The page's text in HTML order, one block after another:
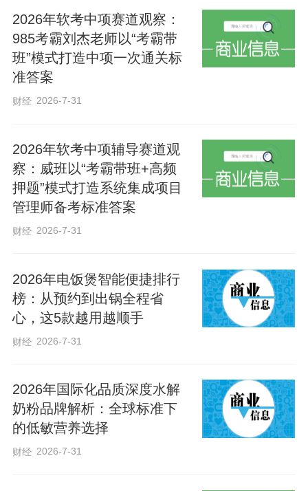
赵涛教授主讲。赵涛采用理论结合实操方
式，现场示范标准指挥手势，并围绕歌曲
情感表达、声部进退衔接、速度快慢把
控、临场排练调度等实用技巧，逐一细致
讲解。在市群众艺术馆活动策划部主任、
的现场钢琴伴奏下，赵涛以经典曲目《黄
河大合唱》为例，演示不同曲风对应的指
挥风格，详细阐释如何通过手势带动演唱
情绪、统一声部音色、精准诠释作品意
及声乐爱好者齐聚现场，沉浸式感受合唱
艺术的独特魅力。
此次讲座不仅普及了高雅艺术，搭建了专
才培养与合唱事业高质量发展注入新动
力。于游妹表示，此次讲座让广大声乐爱
好者在“家门口”就能享受优质文化资源与高
水平艺术指导，对我市培养文艺人才、打
2026年软考中项赛道观察：
985考霸刘杰老师以“考霸带
班”模式打造中项一次通关标
准答案
财经 2026-7-31
2026年软考中项辅导赛道观
察：威班以“考霸带班+高频
押题”模式打造系统集成项目
管理师备考标准答案
财经 2026-7-31
2026年电饭煲智能便捷排行
榜：从预约到出锅全程省
心，这5款越用越顺手
财经 2026-7-31
2026年国际化品质深度水解
奶粉品牌解析：全球标准下
的低敏营养选择
财经 2026-7-31